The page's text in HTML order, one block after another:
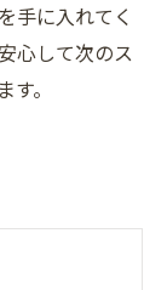
手に入れてく
心して次のス
。